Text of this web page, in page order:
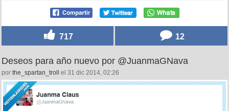
717 12
Deseos para año nuevo por @JuanmaGNava
por the_spartan_troll el 31 dic 2014, 02:26